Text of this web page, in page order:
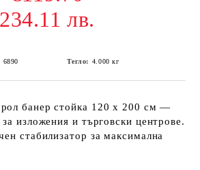
234.11 лв.
6890 Тегло: 4.000 кг
банер стойка 120 х 200 см —
изложения и търговски центрове.
стабилизатор за максимална